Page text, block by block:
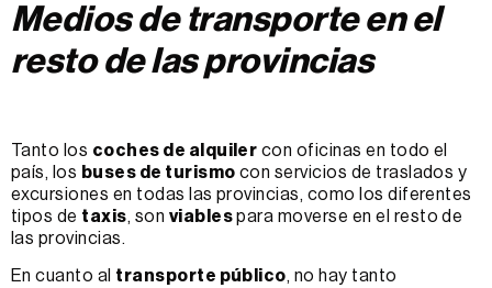
Medios de transporte en el
resto de las provincias
Tanto los coches de alquiler con oficinas en todo el
país, los buses de turismo con servicios de traslados y
excursiones en todas las provincias, como los diferentes
tipos de taxis, son viablespara moverse en el resto de
las provincias.
En cuanto al transporte público, no hay tanto